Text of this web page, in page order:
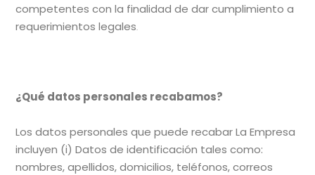
competentes con la finalidad de dar cumplimiento a
requerimientos legales.
¿Qué datos personales recabamos?
Los datos personales que puede recabar La Empresa
incluyen (i) Datos de identificación tales como:
nombres, apellidos, domicilios, teléfonos, correos